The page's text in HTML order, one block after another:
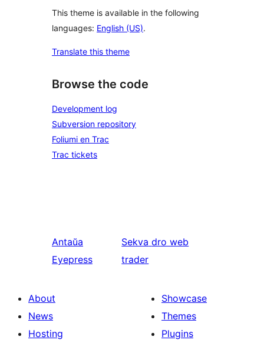
This theme is available in the following
languages: English (US).
Translate this theme
Browse the code
Development log
Subversion repository
Foliumi en Trac
Trac tickets
Antaŭa
Eyepress
Sekva dro web
trader
About
News
Hosting
Showcase
Themes
Plugins